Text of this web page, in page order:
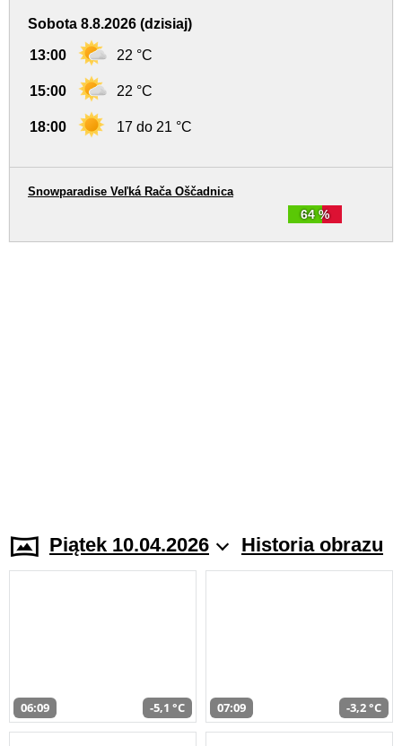
Sobota 8.8.2026 (dzisiaj)
13:00 22 °C
15:00 22 °C
18:00 17 do 21 °C
64 %
Snowparadise Veľká Rača Oščadnica
Piątek 10.04.2026 Historia obrazu
06:09 -5,1 °C 07:09 -3,2 °C